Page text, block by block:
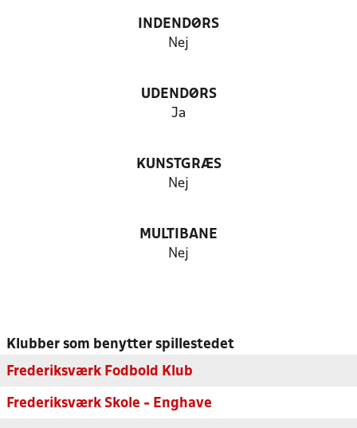
INDENDØRS
Nej
UDENDØRS
Ja
KUNSTGRÆS
Nej
MULTIBANE
Nej
Klubber som benytter spillestedet
Frederiksværk Fodbold Klub
Frederiksværk Skole - Enghave